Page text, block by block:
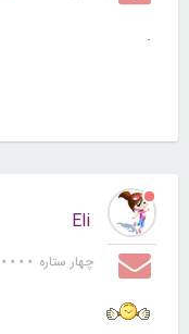
.
Eli
چهار ستاره ⋆⋆⋆⋆